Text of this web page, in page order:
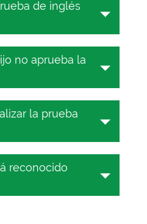
de inglés
para niños dura
no aprueba la
ayúdale a
que necesita
la prueba
hijo puede realizar
inglés general para
reconocido